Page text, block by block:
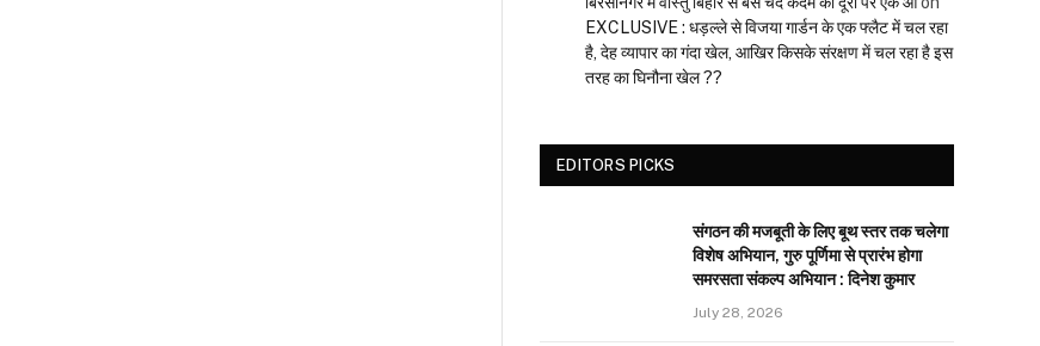
EXCLUSIVE : धड़ल्ले से विजया गार्डन के एक फ्लैट में चल रहा
है, देह व्यापार का गंदा खेल, आखिर किसके संरक्षण में चल रहा है इस
तरह का घिनौना खेल ??
EDITORS PICKS
संगठन की मजबूती के लिए बूथ स्तर तक चलेगा
विशेष अभियान, गुरु पूर्णिमा से प्रारंभ होगा
समरसता संकल्प अभियान : दिनेश कुमार
July 28, 2026